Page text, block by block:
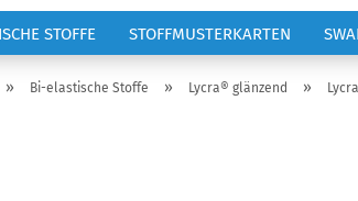
STOFFE STOFFMUSTERKARTEN
RSG KAPPEN VOLTIGIERANZÜGE
» Bi-elastische Stoffe » Lycra® glänzend »